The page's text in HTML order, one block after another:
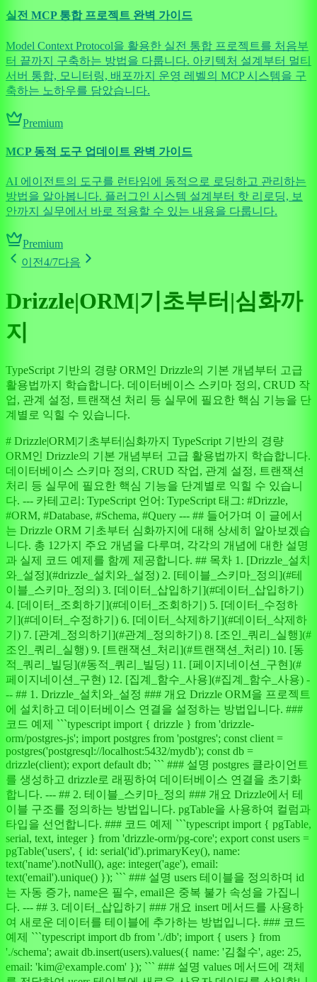
실전 MCP 통합 프로젝트 완벽 가이드
Model Context Protocol을 활용한 실전 통합 프로젝트를 처음부
터 끝까지 구축하는 방법을 다룹니다. 아키텍처 설계부터 멀티
서버 통합, 모니터링, 배포까지 운영 레벨의 MCP 시스템을 구
축하는 노하우를 담았습니다.
Premium
MCP 동적 도구 업데이트 완벽 가이드
AI 에이전트의 도구를 런타임에 동적으로 로딩하고 관리하는
방법을 알아봅니다. 플러그인 시스템 설계부터 핫 리로딩, 보
안까지 실무에서 바로 적용할 수 있는 내용을 다룹니다.
Premium
이전4/7다음
Drizzle|ORM|기초부터|심화까
지
TypeScript 기반의 경량 ORM인 Drizzle의 기본 개념부터 고급
활용법까지 학습합니다. 데이터베이스 스키마 정의, CRUD 작
업, 관계 설정, 트랜잭션 처리 등 실무에 필요한 핵심 기능을 단
계별로 익힐 수 있습니다.
# Drizzle|ORM|기초부터|심화까지 TypeScript 기반의 경량
ORM인 Drizzle의 기본 개념부터 고급 활용법까지 학습합니다.
데이터베이스 스키마 정의, CRUD 작업, 관계 설정, 트랜잭션
처리 등 실무에 필요한 핵심 기능을 단계별로 익힐 수 있습니
다. --- 카테고리: TypeScript 언어: TypeScript 태그: #Drizzle,
#ORM, #Database, #Schema, #Query --- ## 들어가며 이 글에서
는 Drizzle ORM 기초부터 심화까지에 대해 상세히 알아보겠습
니다. 총 12가지 주요 개념을 다루며, 각각의 개념에 대한 설명
과 실제 코드 예제를 함께 제공합니다. ## 목차 1. [Drizzle_설치
와_설정](#drizzle_설치와_설정) 2. [테이블_스키마_정의](#테
이블_스키마_정의) 3. [데이터_삽입하기](#데이터_삽입하기)
4. [데이터_조회하기](#데이터_조회하기) 5. [데이터_수정하
기](#데이터_수정하기) 6. [데이터_삭제하기](#데이터_삭제하
기) 7. [관계_정의하기](#관계_정의하기) 8. [조인_쿼리_실행](#
조인_쿼리_실행) 9. [트랜잭션_처리](#트랜잭션_처리) 10. [동
적_쿼리_빌딩](#동적_쿼리_빌딩) 11. [페이지네이션_구현](#
페이지네이션_구현) 12. [집계_함수_사용](#집계_함수_사용) -
-- ## 1. Drizzle_설치와_설정 ### 개요 Drizzle ORM을 프로젝트
에 설치하고 데이터베이스 연결을 설정하는 방법입니다. ###
코드 예제 ```typescript import { drizzle } from 'drizzle-
orm/postgres-js'; import postgres from 'postgres'; const client =
postgres('postgresql://localhost:5432/mydb'); const db =
drizzle(client); export default db; ``` ### 설명 postgres 클라이언트
를 생성하고 drizzle로 래핑하여 데이터베이스 연결을 초기화
합니다. --- ## 2. 테이블_스키마_정의 ### 개요 Drizzle에서 테
이블 구조를 정의하는 방법입니다. pgTable을 사용하여 컬럼과
타입을 선언합니다. ### 코드 예제 ```typescript import { pgTable,
serial, text, integer } from 'drizzle-orm/pg-core'; export const users =
pgTable('users', { id: serial('id').primaryKey(), name:
text('name').notNull(), age: integer('age'), email:
text('email').unique() }); ``` ### 설명 users 테이블을 정의하며 id
는 자동 증가, name은 필수, email은 중복 불가 속성을 가집니
다. --- ## 3. 데이터_삽입하기 ### 개요 insert 메서드를 사용하
여 새로운 데이터를 테이블에 추가하는 방법입니다. ### 코드
예제 ```typescript import db from './db'; import { users } from
'./schema'; await db.insert(users).values({ name: '김철수', age: 25,
email: 'kim@example.com' }); ``` ### 설명 values 메서드에 객체